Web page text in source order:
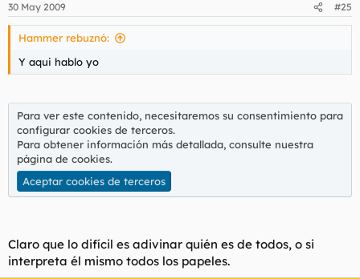
30 May 2009 #25
Hammer rebuznó:
Y aqui hablo yo
Para ver este contenido, necesitaremos su consentimiento para
configurar cookies de terceros.
Para obtener información más detallada, consulte nuestra
página de cookies.
Aceptar cookies de terceros
Claro que lo difícil es adivinar quién es de todos, o si
interpreta él mismo todos los papeles.